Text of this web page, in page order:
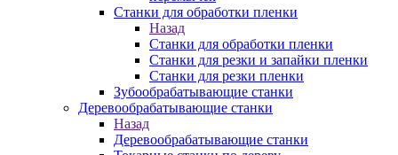
Станки для обработки пленки
Назад
Станки для обработки пленки
Станки для резки и запайки пленки
Станки для резки пленки
Зубообрабатывающие станки
Деревообрабатывающие станки
Назад
Деревообрабатывающие станки